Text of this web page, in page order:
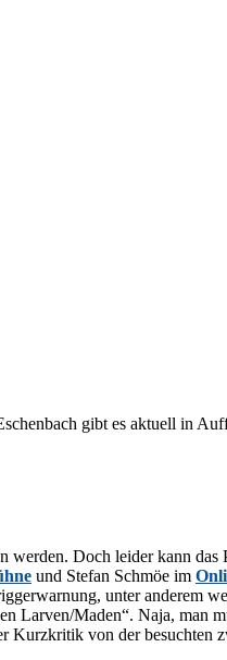
gibt es ak­tu­ell in
wer­den. Doch lei­der kann das
und Ste­fan Schmöe im
un­ter
​Maden“. Naja, man
von der be­such­ten